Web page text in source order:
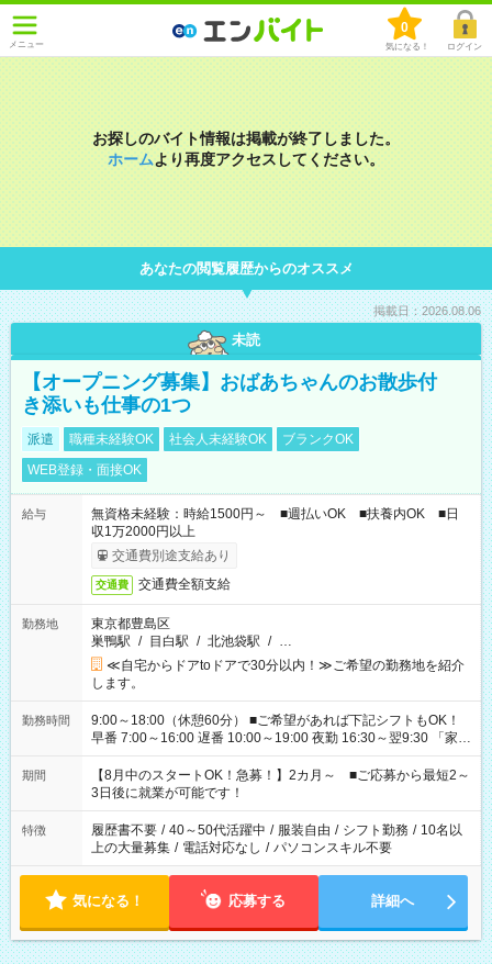
メニュー
0
気になる！ ログイン
お探しのバイト情報は掲載が終了しました。
ホームより再度アクセスしてください。
あなたの閲覧履歴からのオススメ
掲載日：2026.08.06
未読
【オープニング募集】おばあちゃんのお散歩付
き添いも仕事の1つ
派遣 職種未経験OK 社会人未経験OK
ブランクOK
WEB登録・面接OK
給与
無資格未経験：時給1500円～ ■週払いOK ■扶養内OK ■日
収1万2000円以上
交通費別途支給あり
交通費 交通費全額支給
勤務地
東京都豊島区
巣鴨駅 / 目白駅 / 北池袋駅 / …
≪自宅からドアtoドアで30分以内！≫ご希望の勤務地を紹介
します。
勤務時間
9:00～18:00（休憩60分） ■ご希望があれば下記シフトもOK！
早番 7:00～16:00 遅番 10:00～19:00 夜勤 16:30～翌9:30 「家族
と休みを合わせたい」 「余裕を持って夕飯の準備がしたい」
「できれば残業はしたくない」 など、ご希望を教えてください
ね。 ※Wワーク希望の方へ 今ご覧のお仕事で希望する勤務時間
と、もう1つのお仕事の勤務時間。 合計で週40時間を超える場
合は応募できません。
期間
【8月中のスタートOK！急募！】2カ月～ ■ご応募から最短2～
3日後に就業が可能です！
特徴 履歴書不要 / 40～50代活躍中 / 服装自由 / シフト勤務 / 10名以
上の大量募集 / 電話対応なし / パソコンスキル不要
気になる！ 応募する 詳細へ